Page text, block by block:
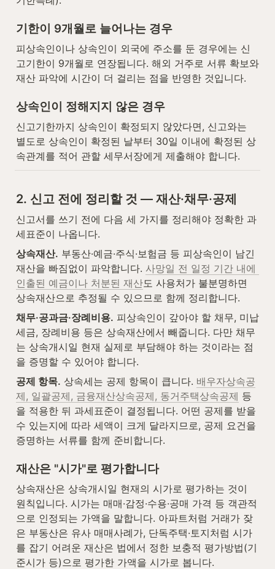
기한이 9개월로 늘어나는 경우
피상속인이나 상속인이 외국에 주소를 둔 경우에는 신
고기한이 9개월로 연장됩니다. 해외 거주로 서류 확보와
재산 파악에 시간이 더 걸리는 점을 반영한 것입니다.
상속인이 정해지지 않은 경우
신고기한까지 상속인이 확정되지 않았다면, 신고와는
별도로 상속인이 확정된 날부터 30일 이내에 확정된 상
속관계를 적어 관할 세무서장에게 제출해야 합니다.
2. 신고 전에 정리할 것 — 재산·채무·공제
신고서를 쓰기 전에 다음 세 가지를 정리해야 정확한 과
세표준이 나옵니다.
상속재산. 부동산·예금·주식·보험금 등 피상속인이 남긴
재산을 빠짐없이 파악합니다. 사망일 전 일정 기간 내에
인출된 예금이나 처분된 재산도 사용처가 불분명하면
상속재산으로 추정될 수 있으므로 함께 정리합니다.
채무·공과금·장례비용. 피상속인이 갚아야 할 채무, 미납
세금, 장례비용 등은 상속재산에서 빼줍니다. 다만 채무
는 상속개시일 현재 실제로 부담해야 하는 것이라는 점
을 증명할 수 있어야 합니다.
공제 항목. 상속세는 공제 항목이 큽니다. 배우자상속공
제, 일괄공제, 금융재산상속공제, 동거주택상속공제 등
을 적용한 뒤 과세표준이 결정됩니다. 어떤 공제를 받을
수 있는지에 따라 세액이 크게 달라지므로, 공제 요건을
증명하는 서류를 함께 준비합니다.
재산은 "시가"로 평가합니다
상속재산은 상속개시일 현재의 시가로 평가하는 것이
원칙입니다. 시가는 매매·감정·수용·공매 가격 등 객관적
으로 인정되는 가액을 말합니다. 아파트처럼 거래가 잦
은 부동산은 유사 매매사례가, 단독주택·토지처럼 시가
를 잡기 어려운 재산은 법에서 정한 보충적 평가방법(기
준시가 등)으로 평가한 가액을 시가로 봅니다.